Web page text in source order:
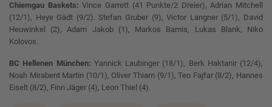
Chiemgau Baskets: Vince Garrett (41 Punkte/2 Dreier), Adrian Mitchell
(12/1), Heye Gädt (9/2). Stefan Gruber (9), Victor Langner (5/1), David
Heuwinkel (2), Adam Jakob (1), Markos Bamis, Lukas Blank, Niko
Kolovos.
BC Hellenen München: Yannick Laubinger (18/1), Berk Haktanir (12/4),
Noah Mirabent Martin (10/1), Oliver Thiam (9/1), Teo Fajfar (8/2), Hannes
Eiselt (8/2), Finn Jäger (4), Leon Thiel (4).